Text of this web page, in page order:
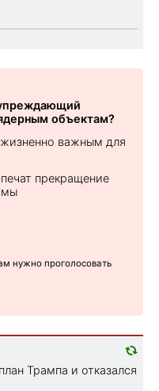
объектам?
важным для
прекращение
нужно проголосовать
Трампа и отказался